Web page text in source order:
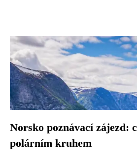
Norsko poznávací zájezd:
polárním kruhem